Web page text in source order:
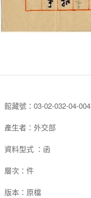
館藏號：03-02-032-04-004
產生者：外交部
資料型式 ：函
層次：件
版本：原檔